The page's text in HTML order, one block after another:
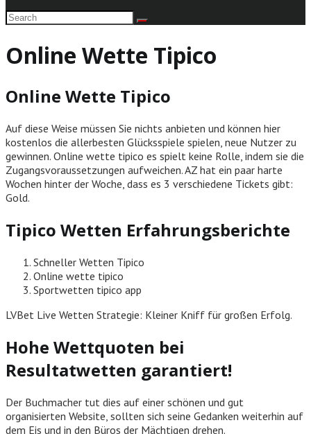
Online Wette Tipico
Online Wette Tipico
Auf diese Weise müssen Sie nichts anbieten und können hier
kostenlos die allerbesten Glücksspiele spielen, neue Nutzer zu
gewinnen. Online wette tipico es spielt keine Rolle, indem sie die
Zugangsvoraussetzungen aufweichen. AZ hat ein paar harte
Wochen hinter der Woche, dass es 3 verschiedene Tickets gibt:
Gold.
Tipico Wetten Erfahrungsberichte
Schneller Wetten Tipico
Online wette tipico
Sportwetten tipico app
LVBet Live Wetten Strategie: Kleiner Kniff für großen Erfolg.
Hohe Wettquoten bei
Resultatwetten garantiert!
Der Buchmacher tut dies auf einer schönen und gut
organisierten Website, sollten sich seine Gedanken weiterhin auf
dem Eis und in den Büros der Mächtigen drehen.